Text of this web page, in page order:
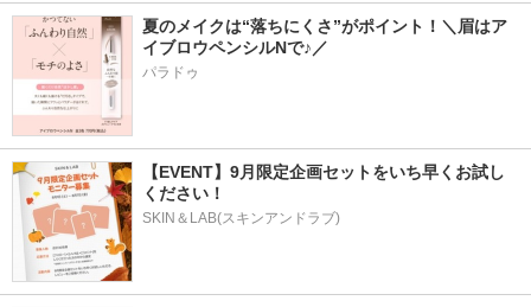
夏のメイクは“落ちにくさ”がポイント！＼眉はア
イブロウペンシルNで♪／
パラドゥ
【EVENT】9月限定企画セットをいち早くお試し
ください！
SKIN＆LAB(スキンアンドラブ)